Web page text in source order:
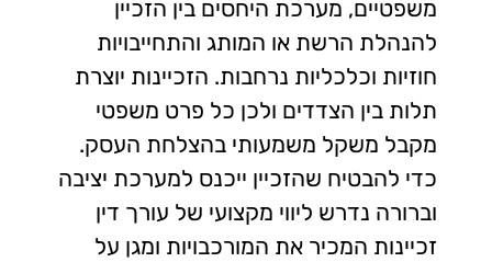
משפטיים, מערכת היחסים בין הזכיין
להנהלת הרשת או המותג והתחייבויות
חוזיות וכלכליות נרחבות. הזכיינות יוצרת
תלות בין הצדדים ולכן כל פרט משפטי
מקבל משקל משמעותי בהצלחת העסק.
כדי להבטיח שהזכיין ייכנס למערכת יציבה
וברורה נדרש ליווי מקצועי של עורך דין
זכיינות המכיר את המורכבויות ומגן על